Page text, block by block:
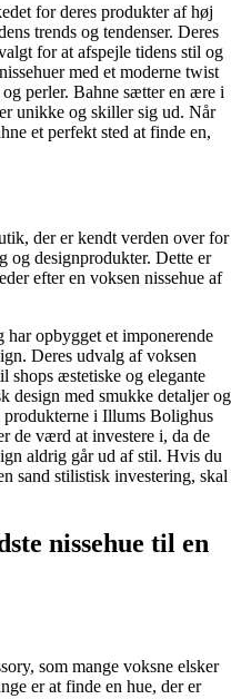
for deres produkter af høj
trends og tendenser. Deres
for at afspejle tidens stil og
med et moderne twist
perler. Bahne sætter en ære i
unikke og skiller sig ud. Når
et perfekt sted at finde en,
der er kendt verden over for
og designprodukter. Dette er
efter en voksen nissehue af
opbygget et imponerende
Deres udvalg af voksen
shops æstetiske og elegante
design med smukke detaljer og
i Illums Bolighus
de værd at investere i, da de
aldrig går ud af stil. Hvis du
sand stilistisk investering, skal
nissehue til en
som mange voksne elsker
er at finde en hue, der er